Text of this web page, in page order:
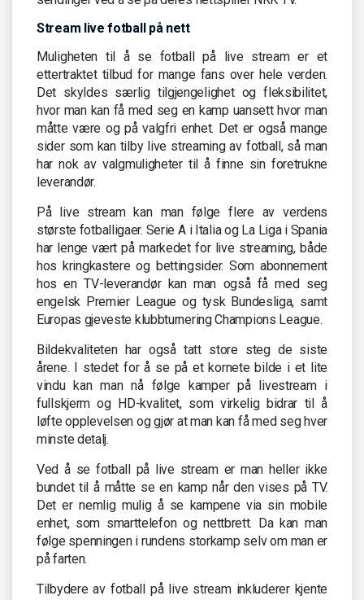
Stream live fotball på nett
Muligheten til å se fotball på live stream er et
ettertraktet tilbud for mange fans over hele verden.
Det skyldes særlig tilgjengelighet og fleksibilitet,
hvor man kan få med seg en kamp uansett hvor man
måtte være og på valgfri enhet. Det er også mange
sider som kan tilby live streaming av fotball, så man
har nok av valgmuligheter til å finne sin foretrukne
leverandør.
På live stream kan man følge flere av verdens
største fotballigaer. Serie A i Italia og La Liga i Spania
har lenge vært på markedet for live streaming, både
hos kringkastere og bettingsider. Som abonnement
hos en TV-leverandør kan man også få med seg
engelsk Premier League og tysk Bundesliga, samt
Europas gjeveste klubbturnering Champions League.
Bildekvaliteten har også tatt store steg de siste
årene. I stedet for å se på et kornete bilde i et lite
vindu kan man nå følge kamper på livestream i
fullskjerm og HD-kvalitet, som virkelig bidrar til å
løfte opplevelsen og gjør at man kan få med seg hver
minste detalj.
Ved å se fotball på live stream er man heller ikke
bundet til å måtte se en kamp når den vises på TV.
Det er nemlig mulig å se kampene via sin mobile
enhet, som smarttelefon og nettbrett. Da kan man
følge spenningen i rundens storkamp selv om man er
på farten.
Tilbydere av fotball på live stream inkluderer kjente